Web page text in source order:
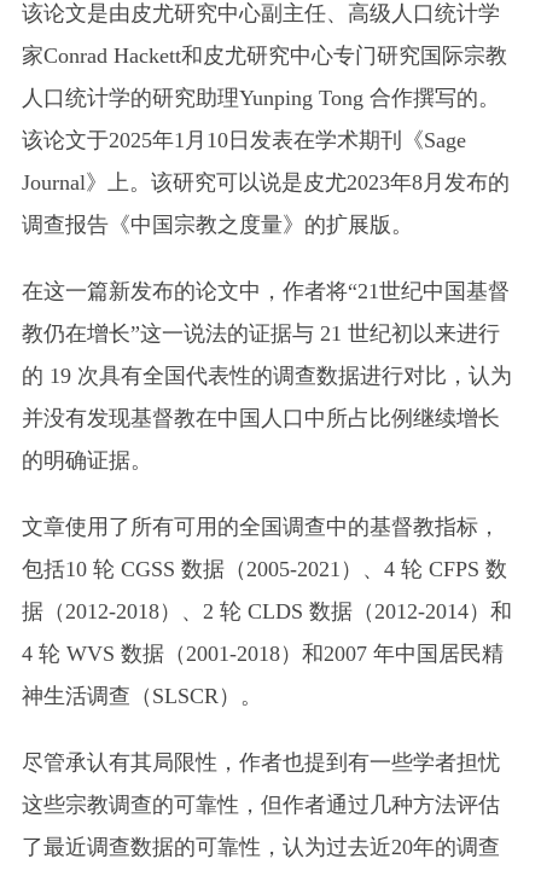
该论文是由皮尤研究中心副主任、高级人口统计学
家Conrad Hackett和皮尤研究中心专门研究国际宗教
人口统计学的研究助理Yunping Tong 合作撰写的。
该论文于2025年1月10日发表在学术期刊《Sage
Journal》上。该研究可以说是皮尤2023年8月发布的
调查报告《中国宗教之度量》的扩展版。
在这一篇新发布的论文中，作者将“21世纪中国基督
教仍在增长”这一说法的证据与 21 世纪初以来进行
的 19 次具有全国代表性的调查数据进行对比，认为
并没有发现基督教在中国人口中所占比例继续增长
的明确证据。
文章使用了所有可用的全国调查中的基督教指标，
包括10 轮 CGSS 数据（2005-2021）、4 轮 CFPS 数
据（2012-2018）、2 轮 CLDS 数据（2012-2014）和
4 轮 WVS 数据（2001-2018）和2007 年中国居民精
神生活调查（SLSCR）。
尽管承认有其局限性，作者也提到有一些学者担忧
这些宗教调查的可靠性，但作者通过几种方法评估
了最近调查数据的可靠性，认为过去近20年的调查